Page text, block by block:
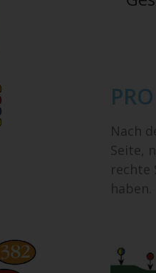
Nach
Seite,
rechte
haben.